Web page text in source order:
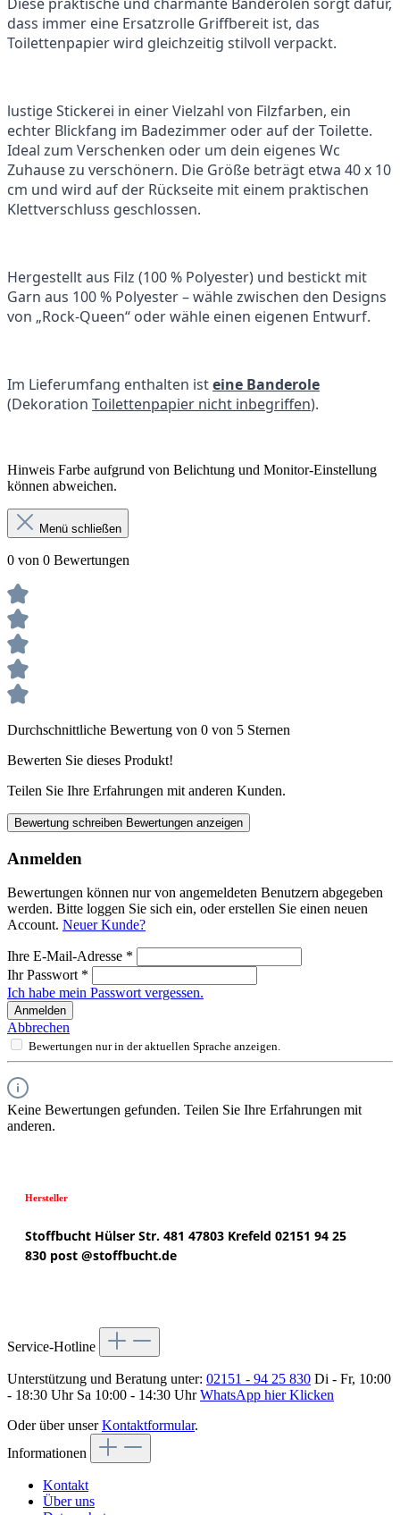
dass immer eine Ersatzrolle Griffbereit ist, das
Toilettenpapier wird gleichzeitig stilvoll verpackt.
lustige Stickerei in einer Vielzahl von Filzfarben, ein
echter Blickfang im Badezimmer oder auf der Toilette.
Ideal zum Verschenken oder um dein eigenes Wc
Zuhause zu verschönern. Die Größe beträgt etwa 40 x 10
cm und wird auf der Rückseite mit einem praktischen
Klettverschluss geschlossen.
Hergestellt aus Filz (100 % Polyester) und bestickt mit
Garn aus 100 % Polyester – wähle zwischen den Designs
von „Rock-Queen“ oder wähle einen eigenen Entwurf.
Im Lieferumfang enthalten isteine Banderole
(Dekoration Toilettenpapier nicht inbegriffen).
Hinweis Farbe aufgrund von Belichtung und Monitor-Einstellung
können abweichen.
Menü schließen
0 von 0 Bewertungen
Durchschnittliche Bewertung von 0 von 5 Sternen
Bewerten Sie dieses Produkt!
Teilen Sie Ihre Erfahrungen mit anderen Kunden.
Bewertung schreiben Bewertungen anzeigen
Anmelden
Bewertungen können nur von angemeldeten Benutzern abgegeben
werden. Bitte loggen Sie sich ein, oder erstellen Sie einen neuen
Account. Neuer Kunde?
Ihre E-Mail-Adresse *
Ihr Passwort *
Ich habe mein Passwort vergessen.
Anmelden
Abbrechen
Bewertungen nur in der aktuellen Sprache anzeigen.
Keine Bewertungen gefunden. Teilen Sie Ihre Erfahrungen mit
anderen.
Hersteller
Stoffbucht Hülser Str. 481 47803 Krefeld 02151 94 25
830 post @stoffbucht.de
Service-Hotline
Unterstützung und Beratung unter: 02151 - 94 25 830 Di - Fr, 10:00
- 18:30 Uhr Sa 10:00 - 14:30 UhrWhatsApp hier Klicken
Oder über unserKontaktformular.
Informationen
Kontakt
Über uns